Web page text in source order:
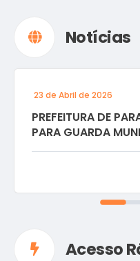
Notícias
PREFEITURA DE
PARA GUARDA
23 de Abril de 2026
Acesso